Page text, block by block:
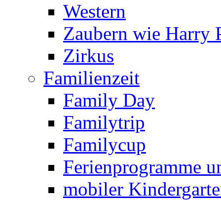
Western
Zaubern wie Harry
Zirkus
Familienzeit
Family Day
Familytrip
Familycup
Ferienprogramme
mobiler